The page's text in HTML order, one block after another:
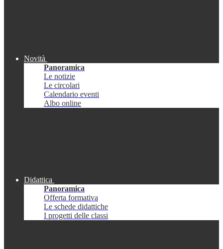
Novità
Panoramica
Le notizie
Le circolari
Calendario eventi
Albo online
Didattica
Panoramica
Offerta formativa
Le schede didattiche
I progetti delle classi